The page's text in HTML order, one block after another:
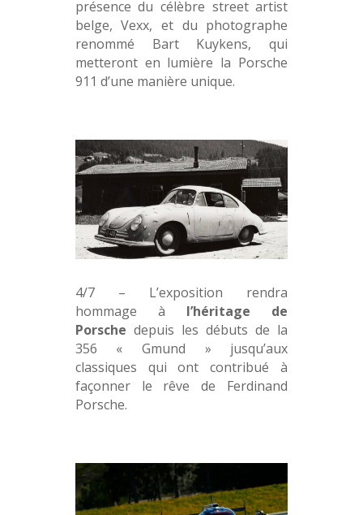
présence du célèbre street artist
belge, Vexx, et du photographe
renommé Bart Kuykens, qui
metteront en lumière la Porsche
911 d’une manière unique.
4/7 – L’exposition rendra
hommage à l’héritage de
Porsche depuis les débuts de la
356 « Gmund » jusqu’aux
classiques qui ont contribué à
façonner le rêve de Ferdinand
Porsche.